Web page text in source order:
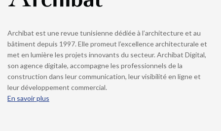
Archibat est une revue tunisienne dédiée à l’architecture et au
bâtiment depuis 1997. Elle promeut l’excellence architecturale et
met en lumière les projets innovants du secteur. Archibat Digital,
son agence digitale, accompagne les professionnels de la
construction dans leur communication, leur visibilité en ligne et
leur développement commercial.
En savoir plus